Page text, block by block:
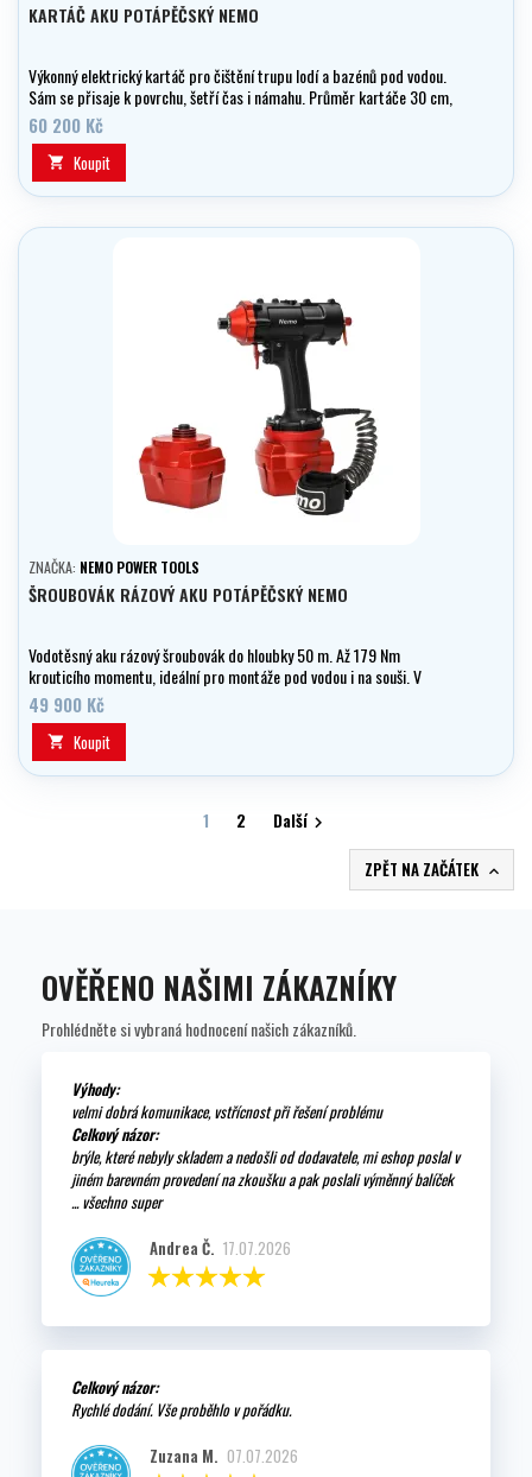
KARTÁČ AKU POTÁPĚČSKÝ NEMO
Výkonný elektrický kartáč pro čištění trupu lodí a bazénů pod vodou.
Sám se přisaje k povrchu, šetří čas i námahu. Průměr kartáče 30 cm,
výdrž přes 2 hodiny.
60 200 Kč
 Koupit
ZNAČKA: NEMO POWER TOOLS
ŠROUBOVÁK RÁZOVÝ AKU POTÁPĚČSKÝ NEMO
Vodotěsný aku rázový šroubovák do hloubky 50 m. Až 179 Nm
krouticího momentu, ideální pro montáže pod vodou i na souši. V
balení 2× baterie 18 V / 6 Ah.
49 900 Kč
 Koupit
1 2 Další 
ZPĚT NA ZAČÁTEK 
OVĚŘENO NAŠIMI ZÁKAZNÍKY
Prohlédněte si vybraná hodnocení našich zákazníků.
Výhody:
velmi dobrá komunikace, vstřícnost při řešení problému
Celkový názor:
brýle, které nebyly skladem a nedošli od dodavatele, mi eshop poslal v
jiném barevném provedení na zkoušku a pak poslali výměnný balíček
... všechno super
Andrea Č. 17.07.2026
Celkový názor:
Rychlé dodání. Vše proběhlo v pořádku.
Zuzana M. 07.07.2026